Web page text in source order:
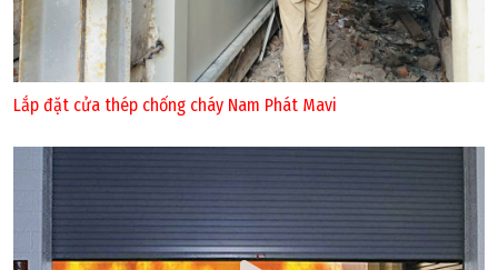
Lắp đặt cửa thép chống cháy Nam Phát Mavi